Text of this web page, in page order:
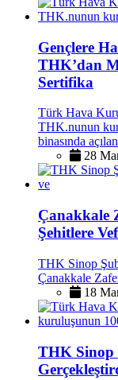
Gençlere
THK’dan
Sertifika
Türk Hava
THK.nunun
binasında açılan
28
Çanakkale
Şehitlere
THK Sinop
Çanakkale
18
THK Sinop